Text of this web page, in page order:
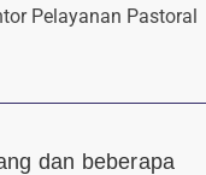
Pelayanan Pastoral
dan beberapa